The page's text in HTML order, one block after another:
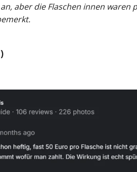
aber die Flaschen innen